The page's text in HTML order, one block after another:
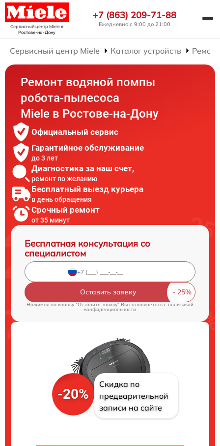
Сервисный центр Mieleв
Ростове-на-Дону
+7 (863) 209-71-88
Ежедневно с 9:00 до 21:00
Сервисный центр Miele Каталог устройств
Ремонт водяной помпы
робота-пылесоса
Miele в Ростове-на-Дону
Официальный сервис
Гарантийное обслуживание
до 3 лет
Диагностика за наш счет,
ремонт по желанию
Бесплатный выезд курьера
в день обращения
Срочный ремонт
от 35 минут
Бесплатная консультация со
специалистом
Оставить заявку
Нажимая на кнопку "Оставить заявку" Вы соглашаетесь cполитикой
конфиденциальности
-20%
Скидка по
предварительной
записи на сайте